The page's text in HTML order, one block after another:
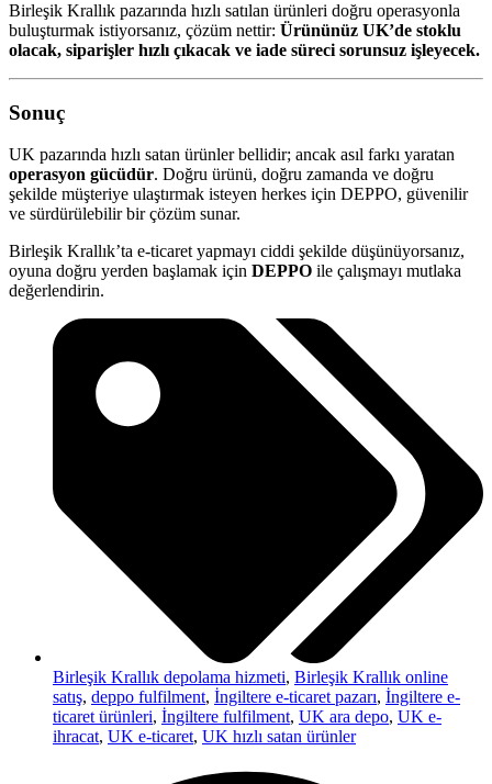
Birleşik Krallık pazarında hızlı satılan ürünleri doğru operasyonla
buluşturmak istiyorsanız, çözüm nettir: Ürününüz UK’de stoklu
olacak, siparişler hızlı çıkacak ve iade süreci sorunsuz işleyecek.
Sonuç
UK pazarında hızlı satan ürünler bellidir; ancak asıl farkı yaratan
operasyon gücüdür. Doğru ürünü, doğru zamanda ve doğru
şekilde müşteriye ulaştırmak isteyen herkes için DEPPO, güvenilir
ve sürdürülebilir bir çözüm sunar.
Birleşik Krallık’ta e-ticaret yapmayı ciddi şekilde düşünüyorsanız,
oyuna doğru yerden başlamak için DEPPO ile çalışmayı mutlaka
değerlendirin.
Birleşik Krallık depolama hizmeti, Birleşik Krallık online
satış, deppo fulfilment, İngiltere e-ticaret pazarı, İngiltere e-
ticaret ürünleri, İngiltere fulfilment, UK ara depo, UK e-
ihracat, UK e-ticaret, UK hızlı satan ürünler